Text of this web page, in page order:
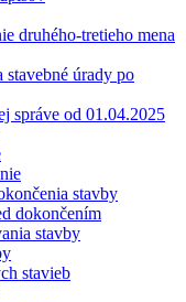
druhého-tretieho mena
stavebné úrady po
správe od 01.04.2025
stavby
dokončením
stavby
stavieb